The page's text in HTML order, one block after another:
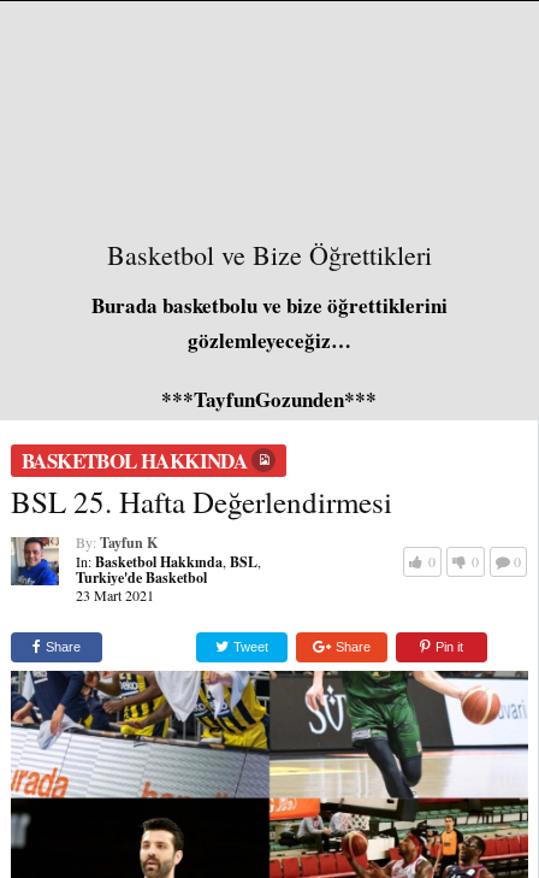
Basketbol ve Bize Öğrettikleri
Burada basketbolu ve bize öğrettiklerini
gözlemleyeceğiz…
***TayfunGozunden***
BASKETBOL HAKKINDA
BSL 25. Hafta Değerlendirmesi
By: Tayfun K
In:Basketbol Hakkında, BSL,
Turkiye'de Basketbol
23 Mart 2021
0 0 0
Share Tweet Share Pin it